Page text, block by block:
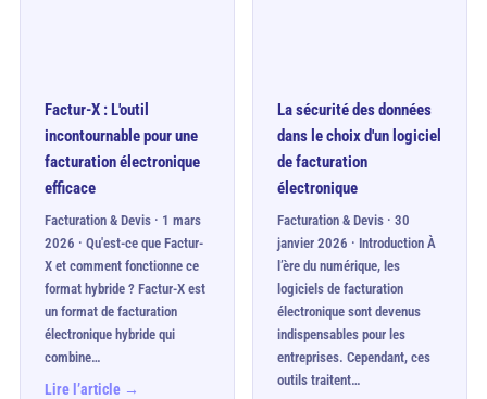
Factur-X : L'outil
incontournable pour une
facturation électronique
efficace
Facturation & Devis · 1 mars
2026 · Qu'est-ce que Factur-
X et comment fonctionne ce
format hybride ? Factur-X est
un format de facturation
électronique hybride qui
combine…
Lire l’article →
La sécurité des données
dans le choix d'un logiciel
de facturation
électronique
Facturation & Devis · 30
janvier 2026 · Introduction À
l’ère du numérique, les
logiciels de facturation
électronique sont devenus
indispensables pour les
entreprises. Cependant, ces
outils traitent…